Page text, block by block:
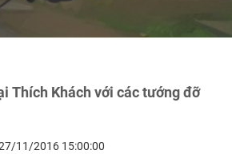
Thích Khách với các tướng đỡ
11/2016 15:00:00